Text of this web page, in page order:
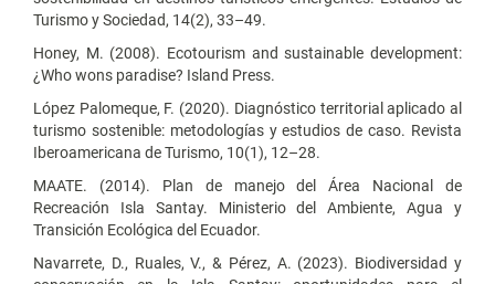
Turismo y Sociedad, 14(2), 33–49.
Honey, M. (2008). Ecotourism and sustainable development:
¿Who wons paradise? Island Press.
López Palomeque, F. (2020). Diagnóstico territorial aplicado al
turismo sostenible: metodologías y estudios de caso. Revista
Iberoamericana de Turismo, 10(1), 12–28.
MAATE. (2014). Plan de manejo del Área Nacional de
Recreación Isla Santay. Ministerio del Ambiente, Agua y
Transición Ecológica del Ecuador.
Navarrete, D., Ruales, V., & Pérez, A. (2023). Biodiversidad y